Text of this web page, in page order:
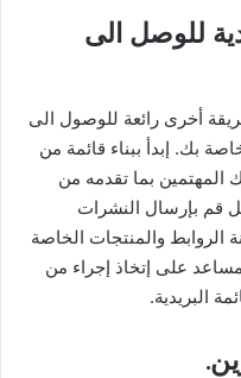
للوصل الى
أخرى رائعة للوصول الى
بك. إبدأ ببناء قائمة من
المهتمين بما تقدمه من
قم بإرسال النشرات
الروابط والمنتجات الخاصة
على إتخاذ إجراء من
البريدية.